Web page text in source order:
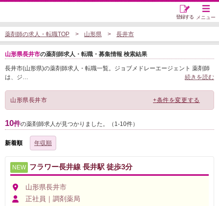
メニュー
登録する
薬剤師の求人・転職TOP 山形県 長井市
山形県長井市の薬剤師求人・転職・募集情報 検索結果
長井市(山形県)の薬剤師求人・転職一覧。ジョブメドレーエージェント 薬剤師
は、ジ… 続きを読む
山形県長井市 +条件を変更する
10件の薬剤師求人が見つかりました。（1-10件）
新着順 年収順
NEW フラワー長井線 長井駅 徒歩3分
山形県長井市
正社員｜調剤薬局